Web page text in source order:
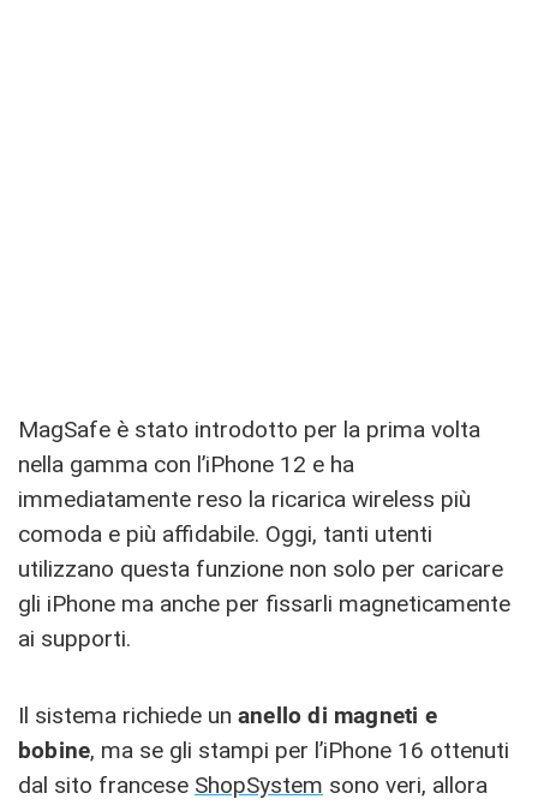
MagSafe è stato introdotto per la prima volta
nella gamma con l’iPhone 12 e ha
immediatamente reso la ricarica wireless più
comoda e più affidabile. Oggi, tanti utenti
utilizzano questa funzione non solo per caricare
gli iPhone ma anche per fissarli magneticamente
ai supporti.
Il sistema richiede un anello di magneti e
bobine, ma se gli stampi per l’iPhone 16 ottenuti
dal sito francese ShopSystem sono veri, allora